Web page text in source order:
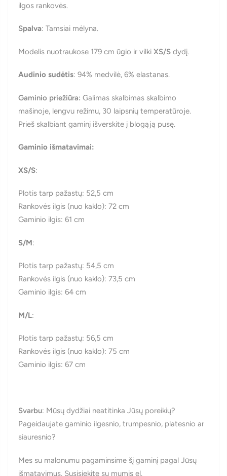
ilgos rankovės.
Spalva: Tamsiai mėlyna.
Modelis nuotraukose 179 cm ūgio ir vilki XS/S dydį.
Audinio sudėtis: 94% medvilė, 6% elastanas.
Gaminio priežiūra: Galimas skalbimas skalbimo
mašinoje, lengvu režimu, 30 laipsnių temperatūroje.
Prieš skalbiant gaminį išverskite į blogąją pusę.
Gaminio išmatavimai:
XS/S:
Plotis tarp pažastų: 52,5 cm
Rankovės ilgis (nuo kaklo): 72 cm
Gaminio ilgis: 61 cm
S/M:
Plotis tarp pažastų: 54,5 cm
Rankovės ilgis (nuo kaklo): 73,5 cm
Gaminio ilgis: 64 cm
M/L:
Plotis tarp pažastų: 56,5 cm
Rankovės ilgis (nuo kaklo): 75 cm
Gaminio ilgis: 67 cm
Svarbu: Mūsų dydžiai neatitinka Jūsų poreikių?
Pageidaujate gaminio ilgesnio, trumpesnio, platesnio ar
siauresnio?
Mes su malonumu pagaminsime šį gaminį pagal Jūsų
išmatavimus. Susisiekite su mumis el.